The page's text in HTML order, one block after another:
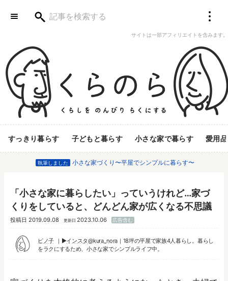
サイトは一部アフィリエイトを含みます。
すっきり暮らす 子どもと暮らす 小さな家で暮らす 愛用品
執筆しました 小さな家づくり〜平屋でシンプルに暮らす〜
「小さな家に暮らしたい」っていうけれど…家づ
くりをしていると、どんどん家が広くなる不思議
投稿日 2019.09.08 更新日 2023.10.06 広告含む
ピノ子 ▶︎インスタ@kura_nora｜18坪の平屋で家族4人暮らし。暮らし
をラクにするため、小さな家でシンプルライフ中。